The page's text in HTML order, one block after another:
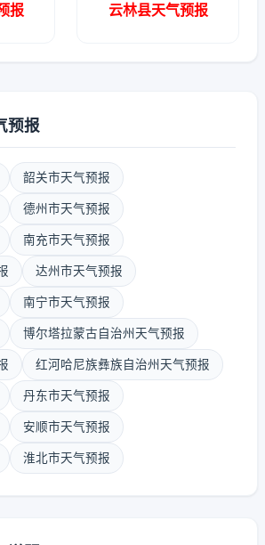
报 云林县天气预报
预报
韶关市天气预报
德州市天气预报
南充市天气预报
达州市天气预报
南宁市天气预报
博尔塔拉蒙古自治州天气预报
红河哈尼族彝族自治州天气预报
丹东市天气预报
安顺市天气预报
淮北市天气预报